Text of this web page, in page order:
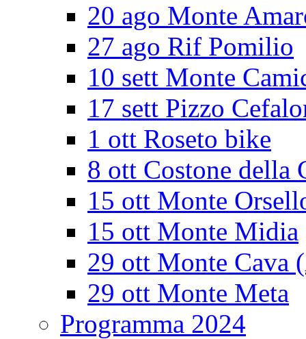
20 ago Monte
27 ago Rif Pomilio
10 sett Monte
17 sett Pizzo
1 ott Roseto bike
8 ott Costone della
15 ott Monte
15 ott Monte Midia
29 ott Monte Cava
29 ott Monte Meta
Programma 2024